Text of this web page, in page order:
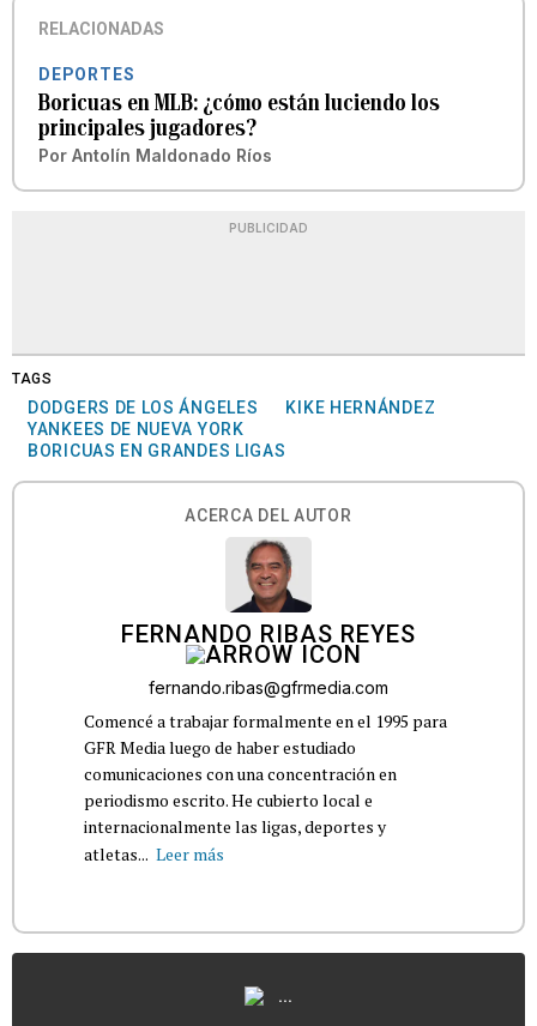
RELACIONADAS
DEPORTES
Boricuas en MLB: ¿cómo están luciendo los
principales jugadores?
Por Antolín Maldonado Ríos
PUBLICIDAD
TAGS
DODGERS DE LOS ÁNGELES
KIKE HERNÁNDEZ
YANKEES DE NUEVA YORK
BORICUAS EN GRANDES LIGAS
ACERCA DEL AUTOR
FERNANDO RIBAS REYES
fernando.ribas@gfrmedia.com
Comencé a trabajar formalmente en el 1995 para
GFR Media luego de haber estudiado
comunicaciones con una concentración en
periodismo escrito. He cubierto local e
internacionalmente las ligas, deportes y
atletas... Leer más
...